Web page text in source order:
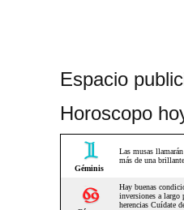
Espacio
Horoscopo